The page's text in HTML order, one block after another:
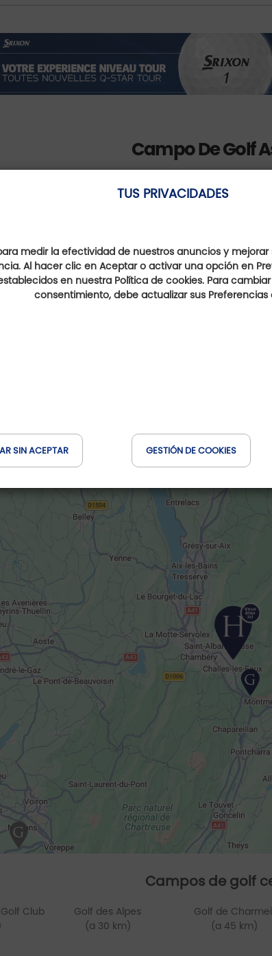
TUS PRIVACIDADES
medir la efectividad de nuestros anuncios y
Al hacer clic en Aceptar o activar una opción en
en nuestra Política de cookies. Para
consentimiento, debe actualizar sus Preferencias
SIN ACEPTAR GESTIÓN DE COOKIES
Campo De Golf
Porte-de-Savoie Golf Club
Auvergne-Rhône-Alpes,
France
Campos de golf
Club
Golf des Alpes
(a 30 km)
Golf de
(a 45 km)